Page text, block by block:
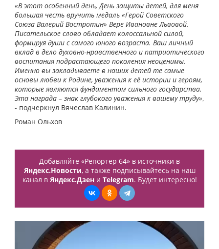
«В этот особенный день, День защиты детей, для меня
большая честь вручить медаль «Герой Советского
Союза Валерий Востротин» Вере Ивановне Львовой.
Писательское слово обладает колоссальной силой,
формируя души с самого юного возраста. Ваш личный
вклад в дело духовно-нравственного и патриотического
воспитания подрастающего поколения неоценимы.
Именно вы закладываете в наших детей те самые
основы любви к Родине, уважения к её истории и героям,
которые являются фундаментом сильного государства.
Эта награда – знак глубокого уважения к вашему труду»,
- подчеркнул Вячеслав Калинин.
Роман Ольхов
Добавляйте «Репортер 64» в источники в
Яндекс.Новости, а также подписывайтесь на наш
канал в Яндекс.Дзени Telegram. Будет интересно!